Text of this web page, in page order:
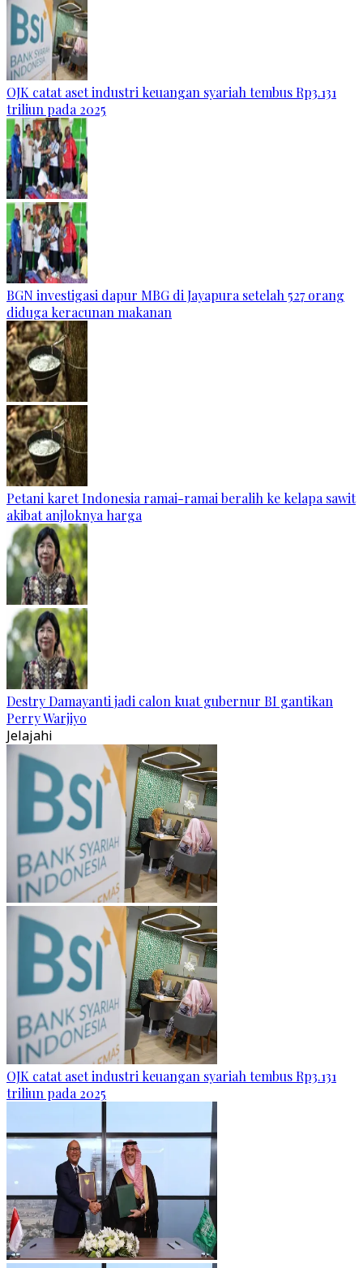
OJK catat aset industri keuangan syariah tembus Rp3.131
triliun pada 2025
BGN investigasi dapur MBG di Jayapura setelah 527 orang
diduga keracunan makanan
Petani karet Indonesia ramai-ramai beralih ke kelapa sawit
akibat anjloknya harga
Destry Damayanti jadi calon kuat gubernur BI gantikan
Perry Warjiyo
Jelajahi
OJK catat aset industri keuangan syariah tembus Rp3.131
triliun pada 2025